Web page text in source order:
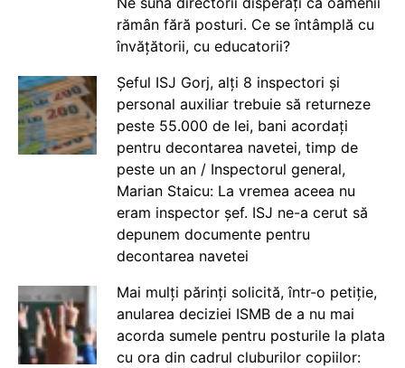
rămân fără posturi. Ce se întâmplă cu
învățătorii, cu educatorii?
Șeful ISJ Gorj, alți 8 inspectori și
personal auxiliar trebuie să returneze
peste 55.000 de lei, bani acordați
pentru decontarea navetei, timp de
peste un an / Inspectorul general,
Marian Staicu: La vremea aceea nu
eram inspector șef. ISJ ne-a cerut să
depunem documente pentru
decontarea navetei
Mai mulți părinți solicită, într-o petiție,
anularea deciziei ISMB de a nu mai
acorda sumele pentru posturile la plata
cu ora din cadrul cluburilor copiilor: